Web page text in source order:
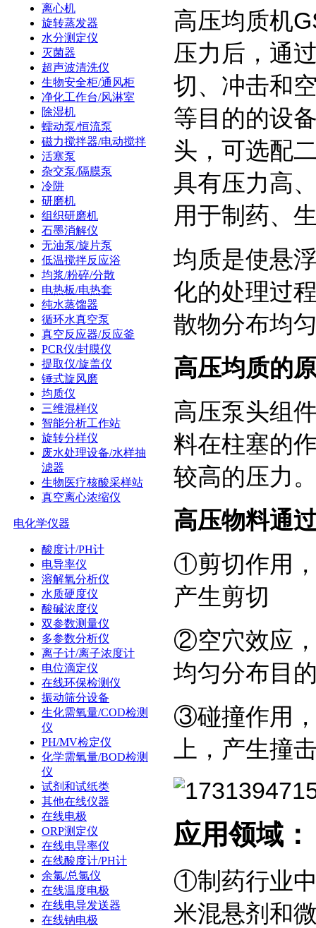
离心机
旋转蒸发器
水分测定仪
灭菌器
超声波清洗仪
生物安全柜/通风柜
净化工作台/风淋室
除湿机
蠕动泵/恒流泵
磁力搅拌器/电动搅拌
活塞泵
杂交泵/隔膜泵
冷阱
研磨机
组织研磨机
石墨消解仪
无油泵/旋片泵
低温搅拌反应浴
均浆/粉碎/分散
电热板/电热套
纯水蒸馏器
循环水真空泵
真空反应器/反应釜
PCR仪/封膜仪
提取仪/旋盖仪
锤式旋风磨
均质仪
三维混样仪
智能分析工作站
旋转分样仪
废水处理设备/水样抽
滤器
生物医疗核酸采样站
真空离心浓缩仪
电化学仪器
酸度计/PH计
电导率仪
溶解氧分析仪
水质硬度仪
酸碱浓度仪
双参数测量仪
多参数分析仪
离子计/离子浓度计
电位滴定仪
在线环保检测仪
振动筛分设备
生化需氧量/COD检测
仪
PH/MV检定仪
化学需氧量/BOD检测
仪
试剂和试纸类
其他在线仪器
在线电极
ORP测定仪
在线电导率仪
在线酸度计/PH计
余氯/总氯仪
在线温度电极
在线电导发送器
在线钠电极
高压均质机
压力后，通
切、冲击和
等目的的设
头，可选配
具有压力高
用于制药、
均质是使悬
化的处理过
散物分布均
高压均质的
高压泵头组
料在柱塞的
较高的压力
高压物料通
①剪切作用
产生剪切
②空穴效应
均匀分布目
③碰撞作用
上，产生撞
应用领域：
①制药行业
米混悬剂和